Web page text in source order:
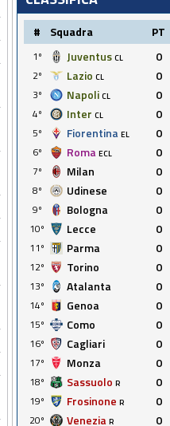
# Squadra PT
1º Juventus CL 0
2º
Lazio CL 0
3º
Napoli CL 0
4º
Inter CL 0
5º
Fiorentina EL 0
6º
Roma ECL 0
7º
Milan 0
8º
Udinese 0
9º
Bologna 0
10º
Lecce 0
11º
Parma 0
12º
Torino 0
13º
Atalanta 0
14º
Genoa 0
15º
Como 0
16º
Cagliari 0
17º
Monza 0
18º
Sassuolo R 0
19º
Frosinone R 0
20º
Venezia R 0